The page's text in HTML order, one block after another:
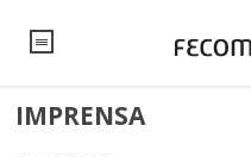
NOTÍCIAS
IMPRENSA